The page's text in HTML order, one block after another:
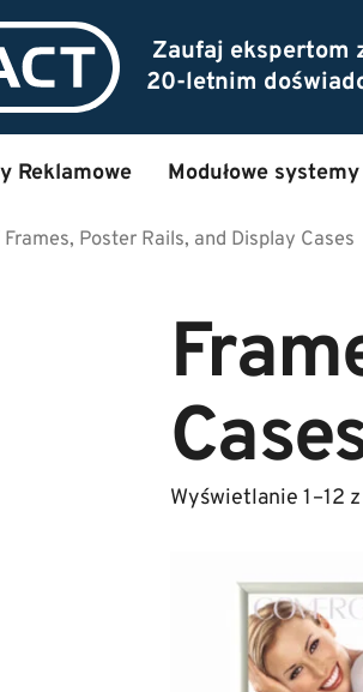
Zaufaj ekspertom
20-letnim
Reklamowe Modułowe
Frames, Poster Rails, and Display Cases
Wyświetlanie 1–12